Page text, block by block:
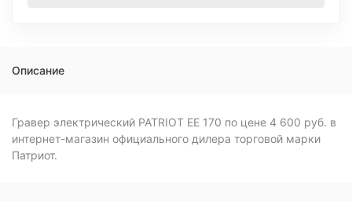
Описание
Гравер электрический PATRIOT EE 170 по цене 4 600 руб. в
интернет-магазин официального дилера торговой марки
Патриот.